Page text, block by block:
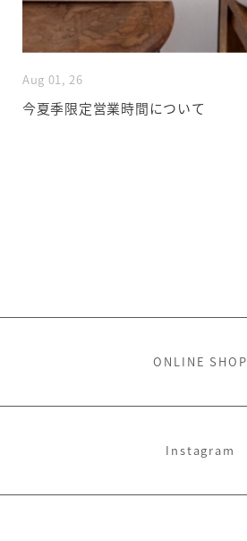
Aug 01, 26
今夏季限定営業時間について
ONLINE SHOP
Instagram